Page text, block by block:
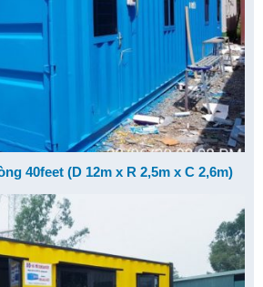
40feet (D 12m x R 2,5m x C 2,6m)